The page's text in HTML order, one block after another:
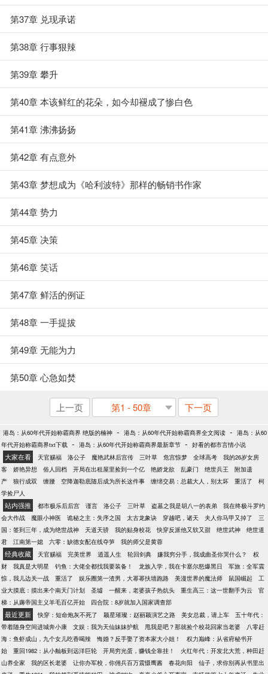
第37章 兑现承诺
第38章 行事狠辣
第39章 攀升
第40章 本该鲜红的花朵，如今却褪成了惨白色
第41章 沸沸扬扬
第42章 有点意外
第43章 梦想成为《哈利波特》那样的畅销书作家
第44章 势力
第45章 决策
第46章 笑话
第47章 鲜活的例证
第48章 一手提拔
第49章 无能为力
第50章 心急如焚
上一页 第1 - 50章 下一页
港岛：从60年代开始称霸商界 绝版的楠神 - 港岛：从60年代开始称霸商界全文阅读 - 港岛：从60
年代开始称霸商界txt下载 - 港岛：从60年代开始称霸商界最新章节 - 好看的都市言情小说
大家在看 天官赐福 洛公子 魔艳武林后宫传 三叶草 危宫惊梦 全球高考
我的26岁女房
客
娇艳异想 俗人回档 开局在出租屋里捡到一个亿 艳娇龙欲 乱豪门 绝世兵王
附加遗
产
狼行成双 缠腰 空降迦勒底随后成为所长这件事 缠绵交易：总裁大人，别太坏 重活了
柯
学捡尸人
站内强推 都市极乐后后宫 谨言 洛公子 三叶草 盗墓之我是胡八一的表弟
我在终极斗罗约
会大作战
魔眼小神医 诡秘之主：失序之国 太古龙象诀 穿越吧，诸天 夫人你马甲又掉了
三
国：签到三年，成为绝世战神
天道天骄 我的贴身校花 快穿反派他又软又甜 绝世武神
绝世道
君
江南第一媳 六零：缺德女配在线夺笋 我的师父是黄蓉
经典收藏 天官赐福 完美世界 逍遥人生 轮回剑典 嫌我穷分手，我成曲圣你哭什么？
权
财
我真是大明星 钓鱼：大佬全都找我要装备！ 龙族入学，我在卡塞尔怒爆黑日
军旅：全军震
惊，我儿边关一战
重活了 娱乐圈第一渣男，大幂幂扶墙跑路 美漫世界的魔法师 鼠国崛起
工
业大摸底：摸出来个南天门计划
圣墟 一醒来，老婆孩子热炕头 重生高三：这一世翻手为云
官
梯：从薅帝国主义羊毛百亿开始
四合院：8岁就加入国家调查部
最近更新 快穿：短命炮灰不死了 颖星璀璨：赵丽颖演艺之路 美女总裁，请上车
五十年代：
带着随身空间进城奔小康
文娱：我为天仙妹妹护航 甩我是吧？那就捡个校花回家当老婆
八零赶
海：鱼虾成山，九个女儿吃香喝辣
悔婚？反手娶了资本家大小姐！
权力巅峰：从省府秘书开
始
重回1982：从小舢板到远洋巨轮 开局穷光蛋，赚钱全靠挂！
火红年代：开发北大荒，种田赶
山养全家
我的区长老婆 让你办军校，你佣兵百万震慑鹰酱 春花向阳
仙子，求你别再从书里出